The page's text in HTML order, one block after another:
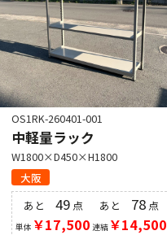
OS1RK-260401-001
中軽量ラック
W1800×D450×H1800
大阪
あと 49点
単体 ￥17,500
あと 78 点
連結￥14,500